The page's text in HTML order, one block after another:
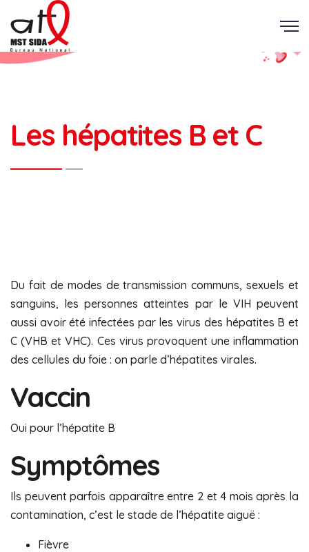
Les hépatites B et C
Du fait de modes de transmission communs, sexuels et
sanguins, les personnes atteintes par le VIH peuvent
aussi avoir été infectées par les virus des hépatites B et
C (VHB et VHC). Ces virus provoquent une inflammation
des cellules du foie : on parle d’hépatites virales.
Vaccin
Oui pour l’hépatite B
Symptômes
Ils peuvent parfois apparaître entre 2 et 4 mois après la
contamination, c’est le stade de l’hépatite aiguë :
Fièvre